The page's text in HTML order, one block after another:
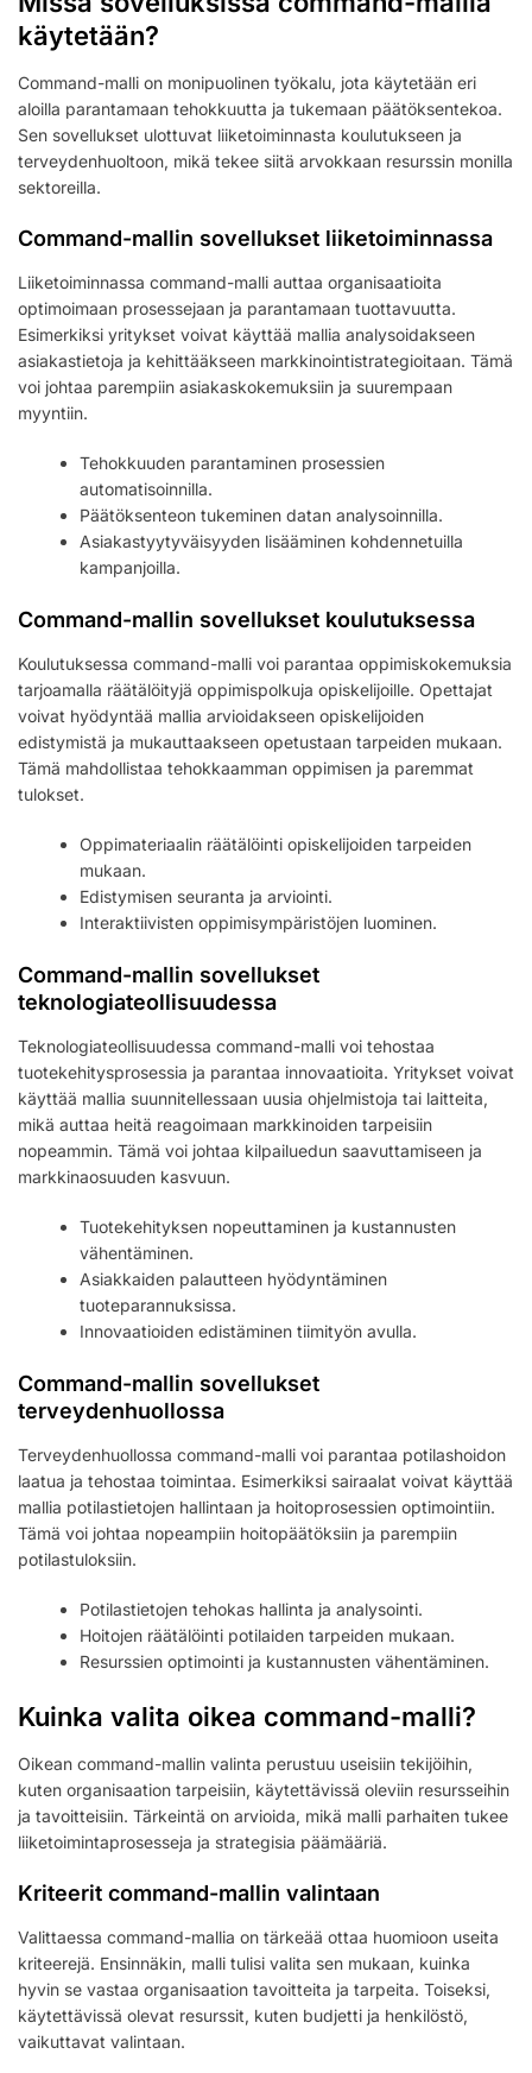
käytetään?
Command-malli on monipuolinen työkalu, jota käytetään eri
aloilla parantamaan tehokkuutta ja tukemaan päätöksentekoa.
Sen sovellukset ulottuvat liiketoiminnasta koulutukseen ja
terveydenhuoltoon, mikä tekee siitä arvokkaan resurssin monilla
sektoreilla.
Command-mallin sovellukset liiketoiminnassa
Liiketoiminnassa command-malli auttaa organisaatioita
optimoimaan prosessejaan ja parantamaan tuottavuutta.
Esimerkiksi yritykset voivat käyttää mallia analysoidakseen
asiakastietoja ja kehittääkseen markkinointistrategioitaan. Tämä
voi johtaa parempiin asiakaskokemuksiin ja suurempaan
myyntiin.
Tehokkuuden parantaminen prosessien
automatisoinnilla.
Päätöksenteon tukeminen datan analysoinnilla.
Asiakastyytyväisyyden lisääminen kohdennetuilla
kampanjoilla.
Command-mallin sovellukset koulutuksessa
Koulutuksessa command-malli voi parantaa oppimiskokemuksia
tarjoamalla räätälöityjä oppimispolkuja opiskelijoille. Opettajat
voivat hyödyntää mallia arvioidakseen opiskelijoiden
edistymistä ja mukauttaakseen opetustaan tarpeiden mukaan.
Tämä mahdollistaa tehokkaamman oppimisen ja paremmat
tulokset.
Oppimateriaalin räätälöinti opiskelijoiden tarpeiden
mukaan.
Edistymisen seuranta ja arviointi.
Interaktiivisten oppimisympäristöjen luominen.
Command-mallin sovellukset
teknologiateollisuudessa
Teknologiateollisuudessa command-malli voi tehostaa
tuotekehitysprosessia ja parantaa innovaatioita. Yritykset voivat
käyttää mallia suunnitellessaan uusia ohjelmistoja tai laitteita,
mikä auttaa heitä reagoimaan markkinoiden tarpeisiin
nopeammin. Tämä voi johtaa kilpailuedun saavuttamiseen ja
markkinaosuuden kasvuun.
Tuotekehityksen nopeuttaminen ja kustannusten
vähentäminen.
Asiakkaiden palautteen hyödyntäminen
tuoteparannuksissa.
Innovaatioiden edistäminen tiimityön avulla.
Command-mallin sovellukset
terveydenhuollossa
Terveydenhuollossa command-malli voi parantaa potilashoidon
laatua ja tehostaa toimintaa. Esimerkiksi sairaalat voivat käyttää
mallia potilastietojen hallintaan ja hoitoprosessien optimointiin.
Tämä voi johtaa nopeampiin hoitopäätöksiin ja parempiin
potilastuloksiin.
Potilastietojen tehokas hallinta ja analysointi.
Hoitojen räätälöinti potilaiden tarpeiden mukaan.
Resurssien optimointi ja kustannusten vähentäminen.
Kuinka valita oikea command-malli?
Oikean command-mallin valinta perustuu useisiin tekijöihin,
kuten organisaation tarpeisiin, käytettävissä oleviin resursseihin
ja tavoitteisiin. Tärkeintä on arvioida, mikä malli parhaiten tukee
liiketoimintaprosesseja ja strategisia päämääriä.
Kriteerit command-mallin valintaan
Valittaessa command-mallia on tärkeää ottaa huomioon useita
kriteerejä. Ensinnäkin, malli tulisi valita sen mukaan, kuinka
hyvin se vastaa organisaation tavoitteita ja tarpeita. Toiseksi,
käytettävissä olevat resurssit, kuten budjetti ja henkilöstö,
vaikuttavat valintaan.